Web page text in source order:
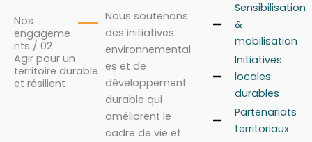
Nos
engageme
nts / 02
Agir pour un
territoire durable
et résilient
Nous soutenons
des initiatives
environnemental
es et de
développement
durable qui
améliorent le
cadre de vie et
Sensibilisation
&
mobilisation
Initiatives
locales
durables
Partenariats
territoriaux